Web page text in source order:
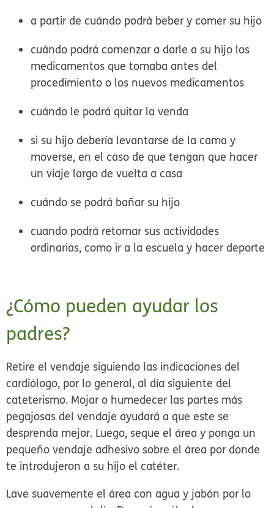
a partir de cuándo podrá beber y comer su hijo
cuándo podrá comenzar a darle a su hijo los
medicamentos que tomaba antes del
procedimiento o los nuevos medicamentos
cuándo le podrá quitar la venda
si su hijo debería levantarse de la cama y
moverse, en el caso de que tengan que hacer
un viaje largo de vuelta a casa
cuándo se podrá bañar su hijo
cuando podrá retomar sus actividades
ordinarias, como ir a la escuela y hacer deporte
¿Cómo pueden ayudar los
padres?
Retire el vendaje siguiendo las indicaciones del
cardiólogo, por lo general, al día siguiente del
cateterismo. Mojar o humedecer las partes más
pegajosas del vendaje ayudará a que este se
desprenda mejor. Luego, seque el área y ponga un
pequeño vendaje adhesivo sobre el área por donde
te introdujeron a su hijo el catéter.
Lave suavemente el área con agua y jabón por lo